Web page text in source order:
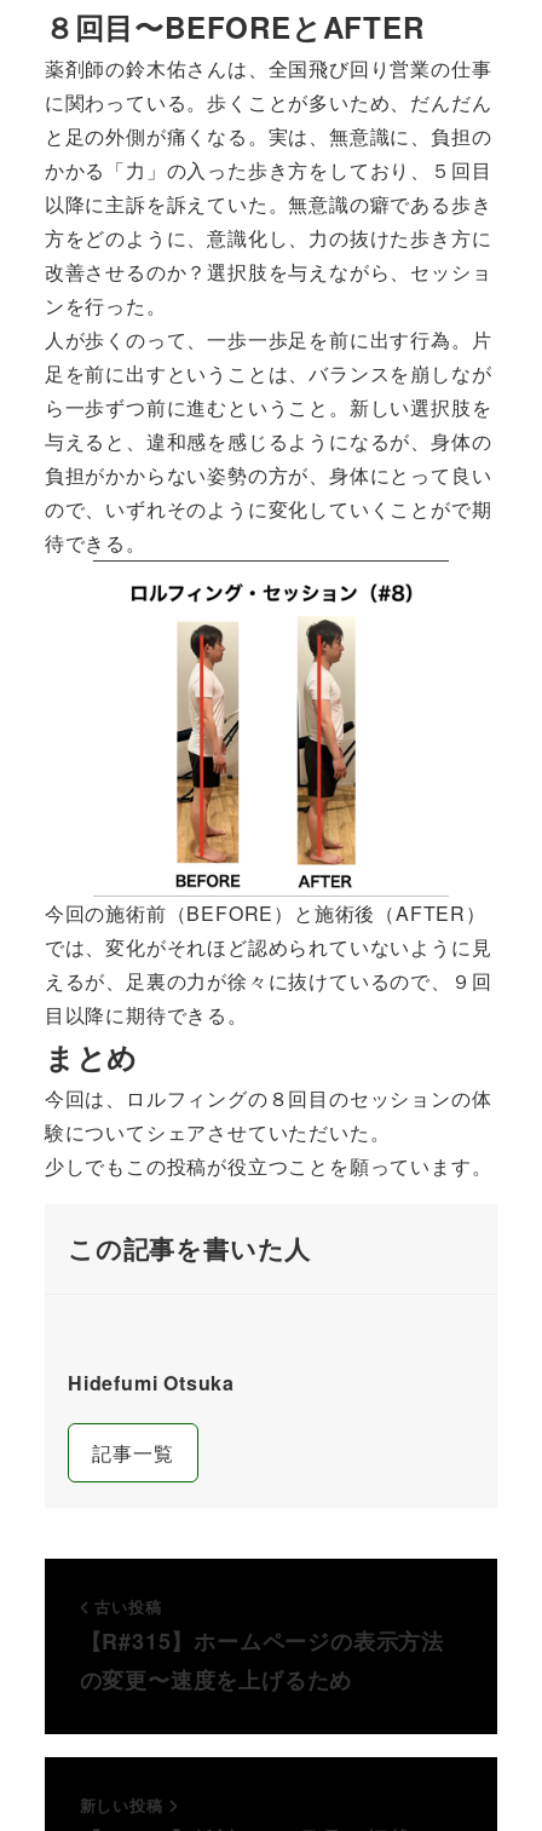
８回目〜BEFOREとAFTER
薬剤師の鈴木佑さんは、全国飛び回り営業の仕事
に関わっている。歩くことが多いため、だんだん
と足の外側が痛くなる。実は、無意識に、負担の
かかる「力」の入った歩き方をしており、５回目
以降に主訴を訴えていた。無意識の癖である歩き
方をどのように、意識化し、力の抜けた歩き方に
改善させるのか？選択肢を与えながら、セッショ
ンを行った。
人が歩くのって、一歩一歩足を前に出す行為。片
足を前に出すということは、バランスを崩しなが
ら一歩ずつ前に進むということ。新しい選択肢を
与えると、違和感を感じるようになるが、身体の
負担がかからない姿勢の方が、身体にとって良い
ので、いずれそのように変化していくことがで期
待できる。
今回の施術前（BEFORE）と施術後（AFTER）
では、変化がそれほど認められていないように見
えるが、足裏の力が徐々に抜けているので、９回
目以降に期待できる。
まとめ
今回は、ロルフィングの８回目のセッションの体
験についてシェアさせていただいた。
少しでもこの投稿が役立つことを願っています。
この記事を書いた人
Hidefumi Otsuka
記事一覧
古い投稿
【R#315】ホームページの表示方法
の変更〜速度を上げるため
新しい投稿